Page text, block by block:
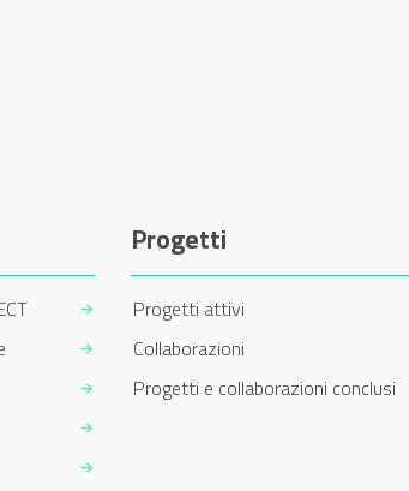
Progetti
Progetti attivi
Collaborazioni
Progetti e collaborazioni conclusi